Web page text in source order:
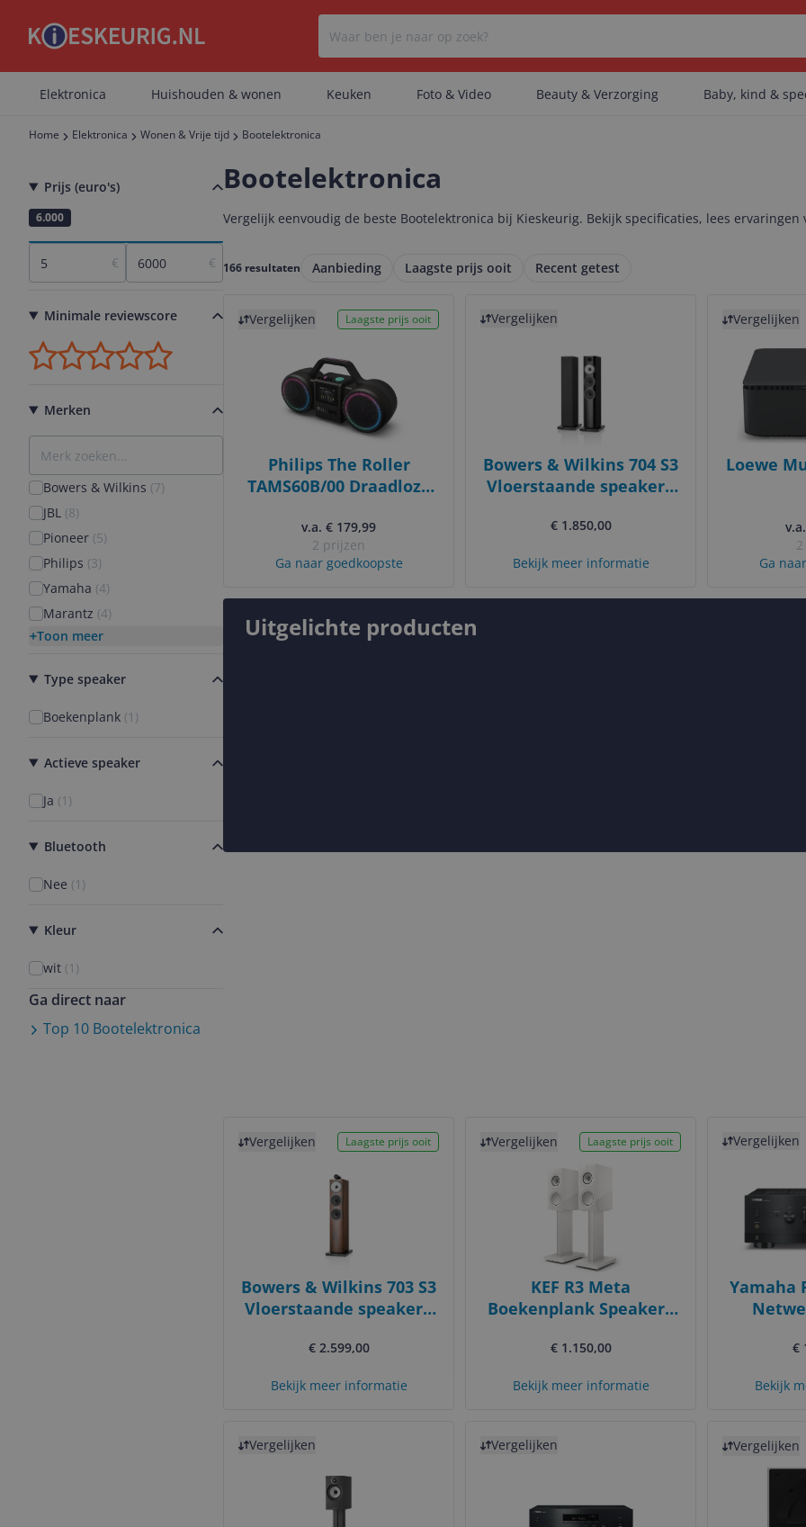
Er zijn geen artikelen gevonden.
Elektronica Huishouden & wonen Keuken Foto & Video Beauty & Verzorging Baby, kind &
Home Elektronica Wonen & Vrije tijd Bootelektronica
Prijs (euro's)
5
6.000
€ €
Minimale reviewscore
Merken
Bowers & Wilkins (7)
JBL (8)
Pioneer (5)
Philips (3)
Yamaha (4)
Marantz (4)
Toon meer
Type speaker
Boekenplank (1 )
Actieve speaker
Ja (1 )
Bluetooth
Nee (1 )
Kleur
wit (1 )
Ga direct naar
Top 10 Bootelektronica
Bootelektronica
Vergelijk eenvoudig de beste Bootelektronica bij Kieskeurig. Bekijk specificaties, lees
166 resultaten Aanbieding Laagste prijs ooit Recent getest
Vergelijken Laagste prijs ooit
Philips The Roller
TAMS60B/00 Draadloze
60W
v.a. € 179,99
2 prijzen
Ga naar goedkoopste
Vergelijken
Bowers & Wilkins 704 S3
Vloerstaande speaker -
€ 1.850,00
Bekijk meer informatie
Vergelijken
Loewe
Ga
Uitgelichte producten
Vergelijken Laagste prijs ooit
Bowers & Wilkins 703 S3
Vloerstaande speaker -
€ 2.599,00
Bekijk meer informatie
Vergelijken Laagste prijs ooit
KEF R3 Meta
Boekenplank Speaker -
€ 1.150,00
Bekijk meer informatie
Vergelijken
Yamaha
€
Bekijk
Vergelijken Vergelijken Vergelijken